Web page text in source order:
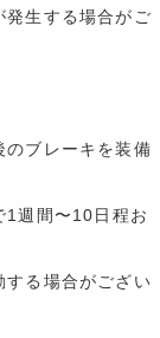
生する場合がご
のブレーキを装備
1週間〜10日程お
する場合がござい